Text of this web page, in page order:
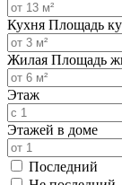
Кухня Площадь
Жилая Площадь
Этаж
Этажей в доме
Последний